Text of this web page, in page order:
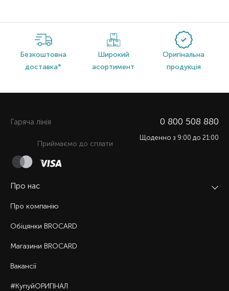
Безкоштовна
доставка*
Широкий
асортимент
Оригінальна
продукція
Про нас
Про компанію
Обіцянки BROCARD
Магазини BROCARD
Вакансії
#КупуйОРИГІНАЛ
Гаряча лiнiя 0 800 508 880
Щоденно з 9:00 до 21:00
Приймаємо до сплати